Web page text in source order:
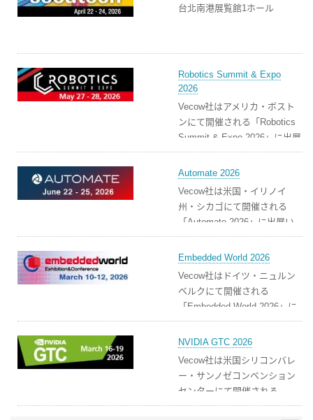
台北南港展覧館1ホール
Robotics Summit & Expo
2026
Vecow社はアメリカ・ボスト
ンにて開催される「Robotics
Summit & Expo 2026」に出展
いたします。
Automate 2026
Vecow社は米国・イリノイ
州・シカゴにて開催される
「Automate 2026」に出展い
たします。
Embedded World 2026
Vecow社はドイツ・ニュルン
ベルクにて開催される
「Embedded World 2026」に
出展いたします。
NVIDIA GTC 2026
Vecow社は米国シリコンバレ
ー・サンノゼコンベンション
センターにて開催される
「NVIDIA GTC 2026」に出展